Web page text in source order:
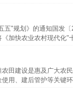
五"规划》的通知国发
加快农业农村现代化"
设是惠及广大农民
用、建后管护等关键
谢